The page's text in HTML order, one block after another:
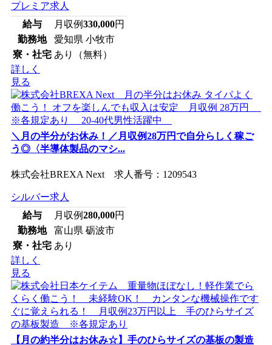
プレミア求人
給与
月収例330,000円
勤務地
愛知県 小牧市
寮・社宅 あり（無料）
詳しく
見る
＼月の半分がお休み！／月収例28万円で自分らしく稼ご
う◎〈半導体製品のマシ...
株式会社BREXA Next 求人番号：1209543
シルバー求人
給与
月収例280,000円
勤務地
富山県 砺波市
寮・社宅 あり
詳しく
見る
【月の約半分はお休み☆】手のひらサイズの基板の製造